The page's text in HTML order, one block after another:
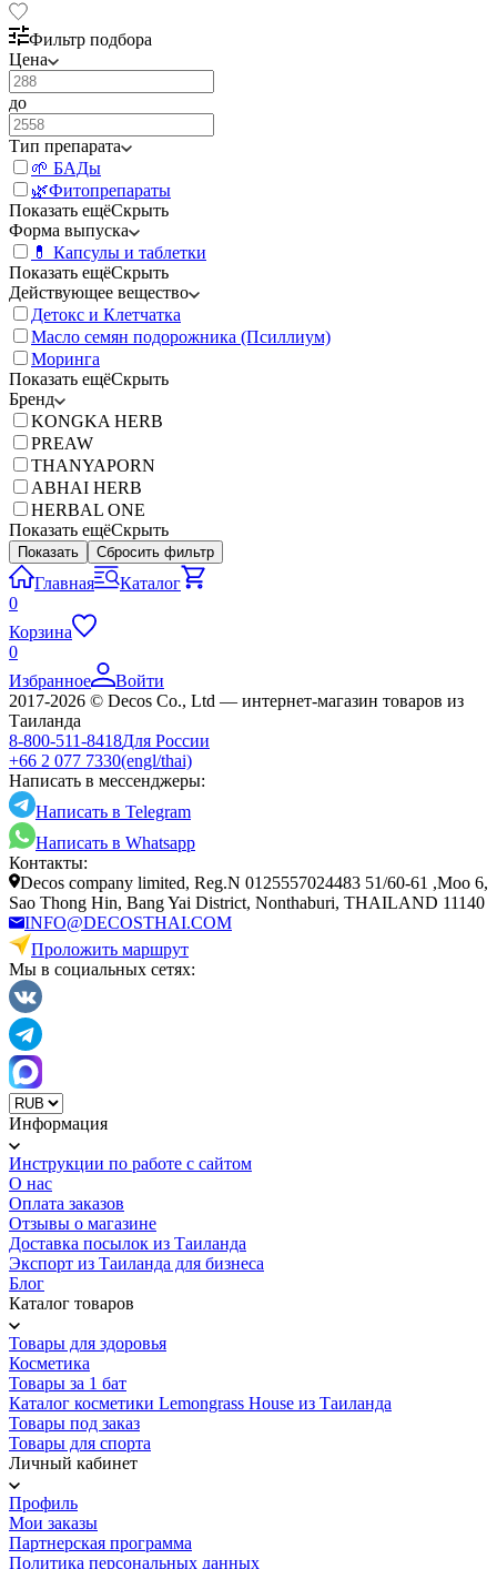
Фильтр подбора
Цена
до
Тип препарата
🌱 БАДы
🌿Фитопрепараты
Показать ещёСкрыть
Форма выпуска
💊 Капсулы и таблетки
Показать ещёСкрыть
Действующее вещество
Детокс и Клетчатка
Масло семян подорожника (Псиллиум)
Моринга
Показать ещёСкрыть
Бренд
KONGKA HERB
PREAW
THANYAPORN
ABHAI HERB
HERBAL ONE
Показать ещёСкрыть
Показать Сбросить фильтр
Главная
Каталог
0
Корзина
0
Избранное
Войти
2017-2026 © Decos Co., Ltd — интернет-магазин товаров из
Таиланда
8-800-511-8418Для России
+66 2 077 7330(engl/thai)
Написать в мессенджеры:
Написать в Telegram
Написать в Whatsapp
Контакты:
Decos company limited, Reg.N 0125557024483 51/60-61 ,Moo 6,
Sao Thong Hin, Bang Yai District, Nonthaburi, THAILAND 11140
INFO@DECOSTHAI.COM
Проложить маршрут
Мы в социальных сетях:
Информация
Инструкции по работе с сайтом
О нас
Оплата заказов
Отзывы о магазине
Доставка посылок из Таиланда
Экспорт из Таиланда для бизнеса
Блог
Каталог товаров
Товары для здоровья
Косметика
Товары за 1 бат
Каталог косметики Lemongrass House из Таиланда
Товары под заказ
Товары для спорта
Личный кабинет
Профиль
Мои заказы
Партнерская программа
Политика персональных данных